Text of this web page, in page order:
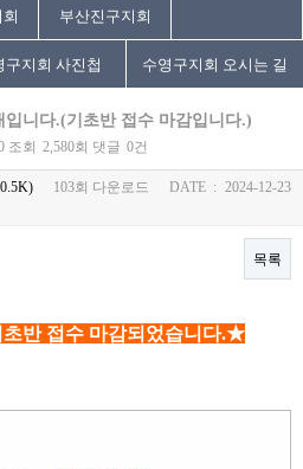
부산진구지회
구지회 사진첩 수영구지회 오시는 길
입니다.(기초반 접수 마감입니다.)
조회 2,580회 댓글 0건
103회 다운로드
DATE : 2024-12-23
목록
반 접수 마감되었습니다.★